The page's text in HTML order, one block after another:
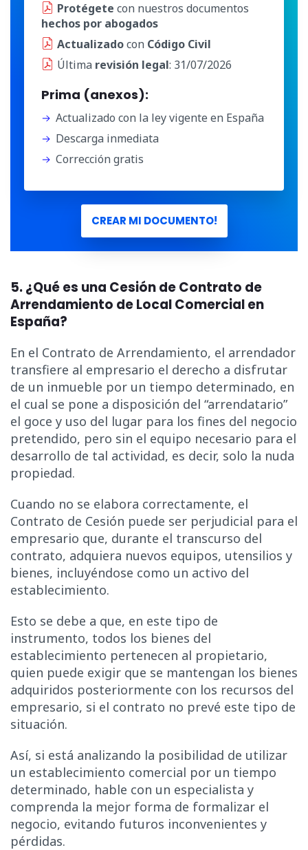
Protégete con nuestros documentos
hechos por abogados
Actualizadocon Código Civil
Última revisión legal: 31/07/2026
Prima (anexos):
Actualizado con la ley vigente en España
Descarga inmediata
Corrección gratis
CREAR MI DOCUMENTO!
5. ¿Qué es una Cesión de Contrato de
Arrendamiento de Local Comercial en
España?
En el Contrato de Arrendamiento, el arrendador
transfiere al empresario el derecho a disfrutar
de un inmueble por un tiempo determinado, en
el cual se pone a disposición del “arrendatario”
el goce y uso del lugar para los fines del negocio
pretendido, pero sin el equipo necesario para el
desarrollo de tal actividad, es decir, solo la nuda
propiedad.
Cuando no se elabora correctamente, el
Contrato de Cesión puede ser perjudicial para el
empresario que, durante el transcurso del
contrato, adquiera nuevos equipos, utensilios y
bienes, incluyéndose como un activo del
establecimiento.
Esto se debe a que, en este tipo de
instrumento, todos los bienes del
establecimiento pertenecen al propietario,
quien puede exigir que se mantengan los bienes
adquiridos posteriormente con los recursos del
empresario, si el contrato no prevé este tipo de
situación.
Así, si está analizando la posibilidad de utilizar
un establecimiento comercial por un tiempo
determinado, hable con un especialista y
comprenda la mejor forma de formalizar el
negocio, evitando futuros inconvenientes y
pérdidas.